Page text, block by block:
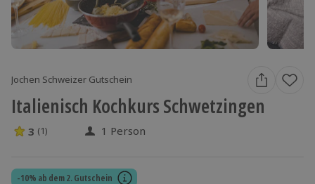
Jochen Schweizer Gutschein
Italienisch Kochkurs Schwetzingen
3 Sterne von 5 aus 1 Bewertungen
3 (1) 1 Person
-10% ab dem 2. Gutschein